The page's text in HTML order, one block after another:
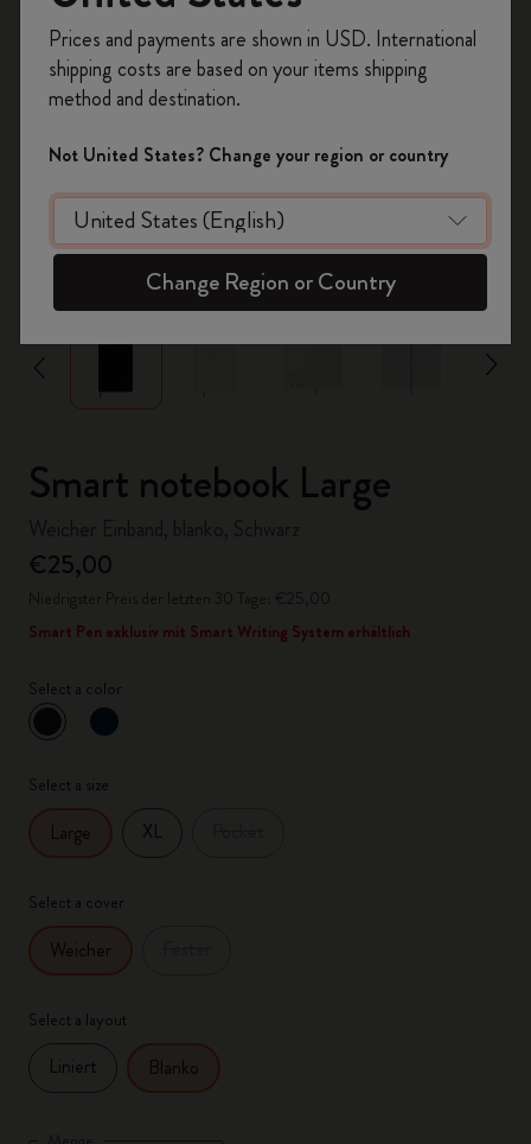
zoom.cta
Smart notebook Large
€25,00
Smart Pen exklusiv mit Smart Writing System erhältlich
Select a color
ausgewählt
*Ausgewählte Farbe
Select a size
Large XL
Select a cover
Weicher
Select a layout
Liniert Blanko
10% Rabatt sowie kostenlosen Versand auf
Ihre erste Bestellungmit dem Code
WELCOME10.
Erstellen Sie ein Moleskine Konto, um Zugang zu
exklusiven Angeboten, Mitgliedervorteilen und
noch mehr Inspiration zu erhalten.
Jetzt registrieren!
Prices and payments are shown in USD. International
shipping costs are based on your items shipping
method and destination.
Not United States? Change your region or country
Change Region or Country